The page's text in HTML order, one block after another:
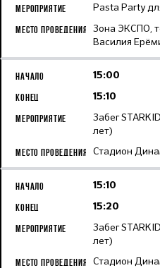
Pasta Party
Зона ЭКСПО,
Василия
15:00
15:10
Забег
лет)
Стадион
15:10
15:20
Забег
лет)
Стадион